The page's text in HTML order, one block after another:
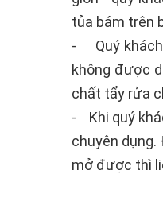
tủa bám trên
- Quý khách
không được
chất tẩy rửa
- Khi quý
chuyên
mở được thì